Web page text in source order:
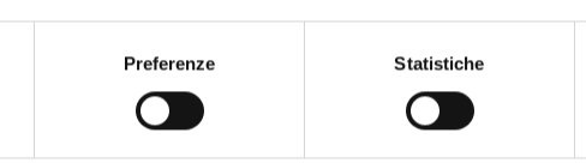
Preferenze Statistiche
Consolidated Pneumatic Continental